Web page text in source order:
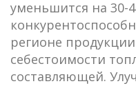
уменьшится на 30-
регионе
себестоимости
составляющей.